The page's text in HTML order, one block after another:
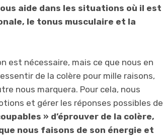
aide dans les situations où il est
le tonus musculaire et la
est nécessaire, mais ce que nous en
de la colère pour mille raisons,
nous marquera. Pour cela, nous
et gérer les réponses possibles de
» d’éprouver de la colère,
nous faisons de son énergie et